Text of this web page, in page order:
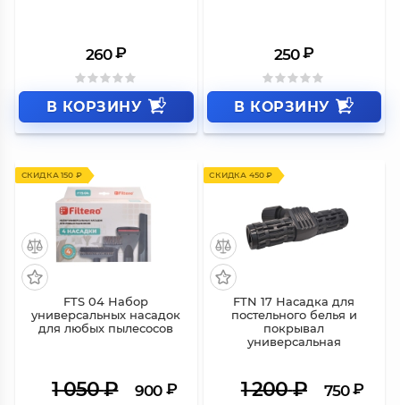
260 ₽
В КОРЗИНУ
250 ₽
В КОРЗИНУ
СКИДКА 150 ₽
FTS 04 Набор
универсальных насадок
для любых пылесосов
1 050₽ 900 ₽
FTN 17 Насадка для
постельного белья и
покрывал
универсальная
1 200₽ 750 ₽